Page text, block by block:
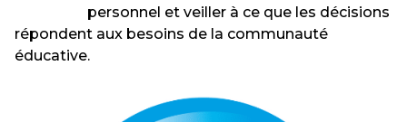
personnel et veiller à ce que les décisions
répondent aux besoins de la communauté
éducative.